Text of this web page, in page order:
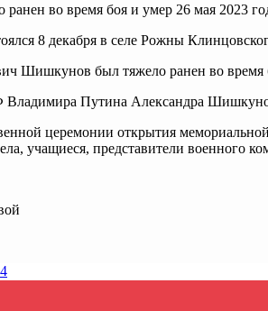
во время боя и умер 26 мая 2023
8 декабря в селе Рожны
Шишкунов был тяжело ранен во время
Владимира Путина Александра
церемонии открытия
учащиеся, представители военного